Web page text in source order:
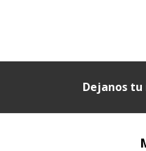
Dejanos